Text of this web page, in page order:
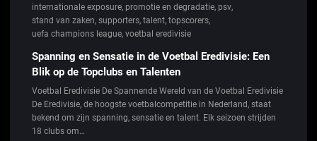
internationale exposure, promotie en degradatie, psv,
stand van zaken, supporters, talent, topscorers,
uefa champions league, voetbal eredivisie
Spanning en Sensatie in de Voetbal Eredivisie: Een
Blik op de Topclubs en Talenten
Voetbal Eredivisie De Spannende Wereld van de Voetbal Eredivisie
De Eredivisie, de hoogste voetbalcompetitie in Nederland, staat
bekend om zijn spanning, sensatie en talent. Elk seizoen strijden
18 clubs om…